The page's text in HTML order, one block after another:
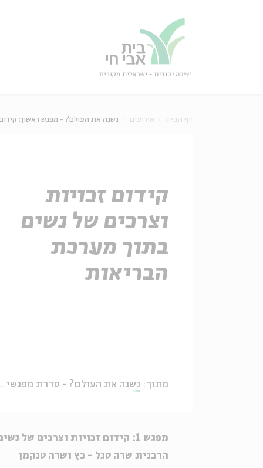
דף הבית אירועים נשנה את העולם? - מפגש ראשון:
קידום זכויות
וצרכים של נשים
בתוך מערכת
הבריאות
מתוך: נשנה את העולם? - סדרת מפגשים עם אנשי מעשה בשדות חברתיים מגוונים
מפגש 1: קידום זכויות וצרכים של נשים בתוך מערכת הבריאות
הרבנית שרה סגל - כץ ושרה טנקמן